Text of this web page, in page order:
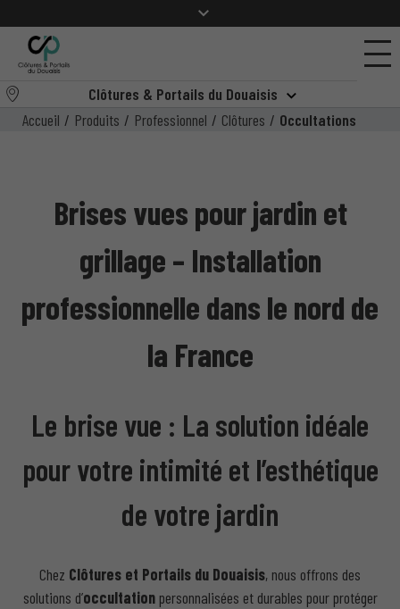
Clôtures & Portails du Douaisis
Accueil / Produits / Professionnel / Clôtures / Occultations
Brises vues pour jardin et
grillage – Installation
professionnelle dans le nord de
la France
Le brise vue : La solution idéale
pour votre intimité et l’esthétique
de votre jardin
Chez Clôtures et Portails du Douaisis, nous offrons des
solutions d’occultationpersonnalisées et durables pour protéger